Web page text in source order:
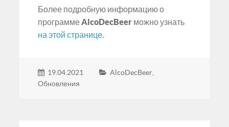
Более подробную информацию о
программеAlcoDecBeer можно узнать
на этой странице.
19.04.2021 AlcoDecBeer,
Обновления